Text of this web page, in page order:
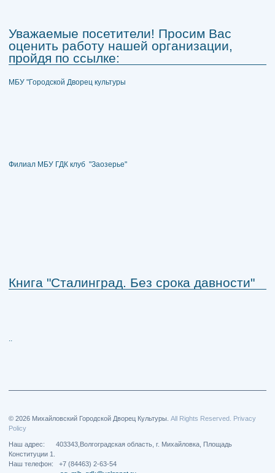
Уважаемые посетители! Просим Вас
оценить работу нашей организации,
пройдя по ссылке:
МБУ "Городской Дворец культуры
Филиал МБУ ГДК клуб "Заозерье"
Книга "Сталинград. Без срока давности"
© 2026 Михайловский Городской Дворец Культуры. All Rights Reserved. Privacy
Policy
Наш адрес: 403343,Волгоградская область, г. Михайловка, Площадь
Конституции 1.
Наш телефон: +7 (84463) 2-63-54